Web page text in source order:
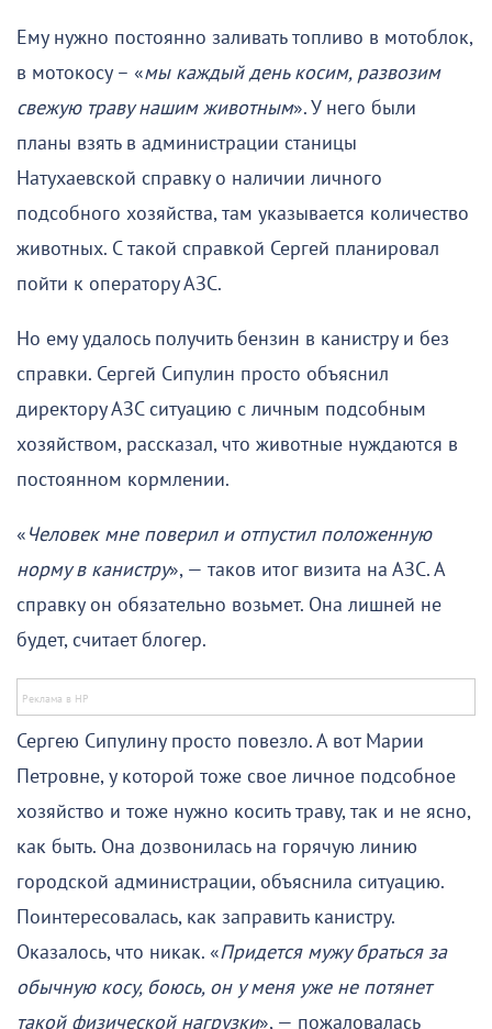
Ему нужно постоянно заливать топливо в мотоблок,
в мотокосу – «мы каждый день косим, развозим
свежую траву нашим животным». У него были
планы взять в администрации станицы
Натухаевской справку о наличии личного
подсобного хозяйства, там указывается количество
животных. С такой справкой Сергей планировал
пойти к оператору АЗС.
Но ему удалось получить бензин в канистру и без
справки. Сергей Сипулин просто объяснил
директору АЗС ситуацию с личным подсобным
хозяйством, рассказал, что животные нуждаются в
постоянном кормлении.
«Человек мне поверил и отпустил положенную
норму в канистру», — таков итог визита на АЗС. А
справку он обязательно возьмет. Она лишней не
будет, считает блогер.
Сергею Сипулину просто повезло. А вот Марии
Петровне, у которой тоже свое личное подсобное
хозяйство и тоже нужно косить траву, так и не ясно,
как быть. Она дозвонилась на горячую линию
городской администрации, объяснила ситуацию.
Поинтересовалась, как заправить канистру.
Оказалось, что никак. «Придется мужу браться за
обычную косу, боюсь, он у меня уже не потянет
такой физической нагрузки», — пожаловалась